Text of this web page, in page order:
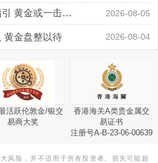
领峰金评：静待小非农指引 黄金或一击破局 2026-08-05
黄金盘整以待 2026-08-04
活跃伦敦金/银交
易商大奖
香港海关A类贵金属交
易证书
注册号A-B-23-06-00639
风险，并不适用于所有投资者。损失可能超